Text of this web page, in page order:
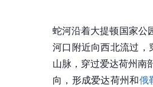
蛇河沿着大提顿国家公
河口附近向西北流过
山脉，穿过爱达荷州南
向，形成爱达荷州和俄